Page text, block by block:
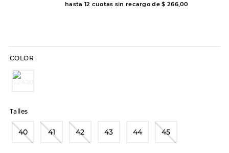
hasta 12 cuotas sin recargo de$ 266,00
COLOR
Talles
40 41 42 43 44 45